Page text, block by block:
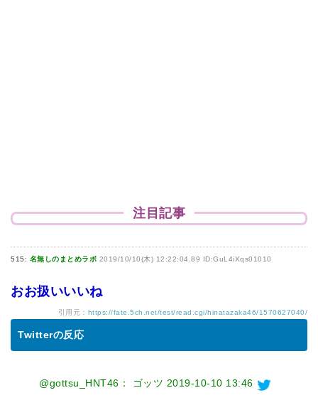
注目記事
515: 名無しのまとめラボ 2019/10/10(木) 12:22:04.89 ID:GuL4iXqs01010
おお扱いいいね
引用元： https://fate.5ch.net/test/read.cgi/hinatazaka46/1570627040/
Twitterの反応
@gottsu_HNT46： ゴッツ 2019-10-10 13:46